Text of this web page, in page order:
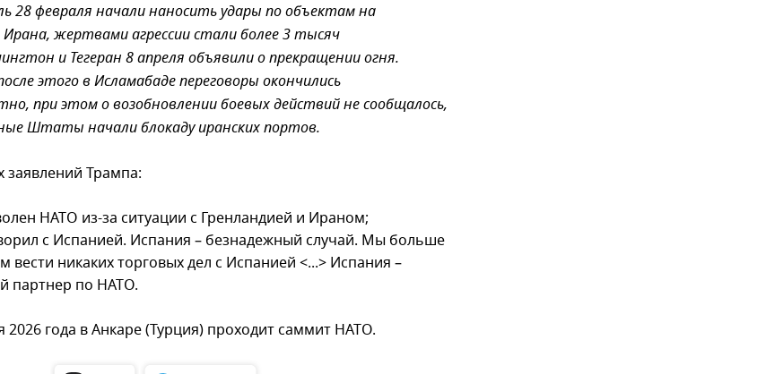
28 февраля начали наносить удары по объектам на
жертвами агрессии стали более 3 тысяч
и Тегеран 8 апреля объявили о прекращении огня.
этого в Исламабаде переговоры окончились
при этом о возобновлении боевых действий не сообщалось,
Штаты начали блокаду иранских портов.
заявлений Трампа:
НАТО из-за ситуации с Гренландией и Ираном;
с Испанией. Испания – безнадежный случай. Мы больше
вести никаких торговых дел с Испанией <...> Испания –
партнер по НАТО.
2026 года в Анкаре (Турция) проходит саммит НАТО.